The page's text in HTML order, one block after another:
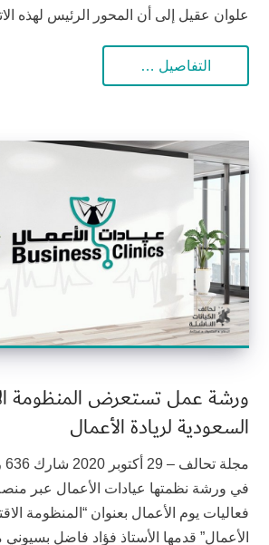
علوان عقيل إلى أن المحور الرئيس لهذه
التفاصيل …
ورشة عمل تستعرض المنظومة
السعودية لريادة الأعمال
في ورشة نظمتها عيادات الأعمال عبر
فعاليات يوم الأعمال بعنوان “المنظومة
الأعمال” قدمها الأستاذ فؤاد فاضل